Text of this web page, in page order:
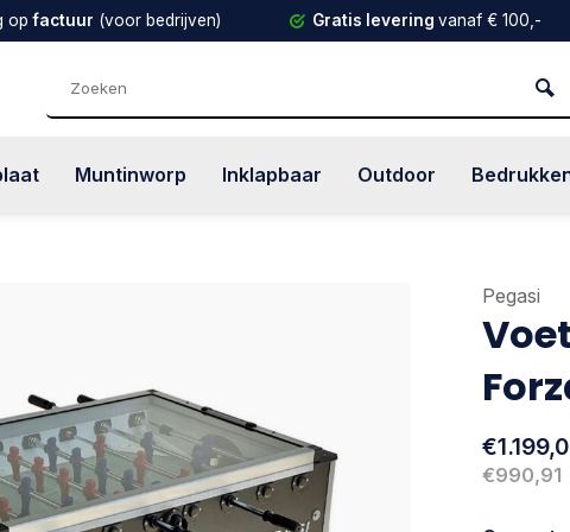
opfactuur (voor bedrijven) Gratis levering vanaf € 100,-
Muntinworp Inklapbaar Outdoor
Pegasi
€990,91